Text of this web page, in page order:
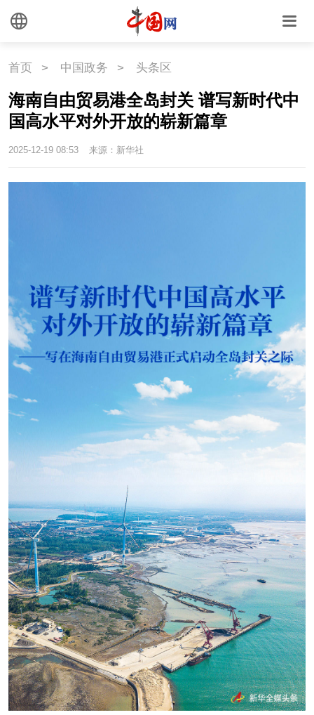
首页 > 中国政务 > 头条区
海南自由贸易港全岛封关 谱写新时代中
国高水平对外开放的崭新篇章
2025-12-19 08:53 来源：新华社